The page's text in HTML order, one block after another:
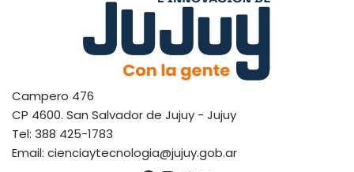
Campero 476
CP 4600. San Salvador de Jujuy - Jujuy
Tel: 388 425-1783
Email: cienciaytecnologia@jujuy.gob.ar